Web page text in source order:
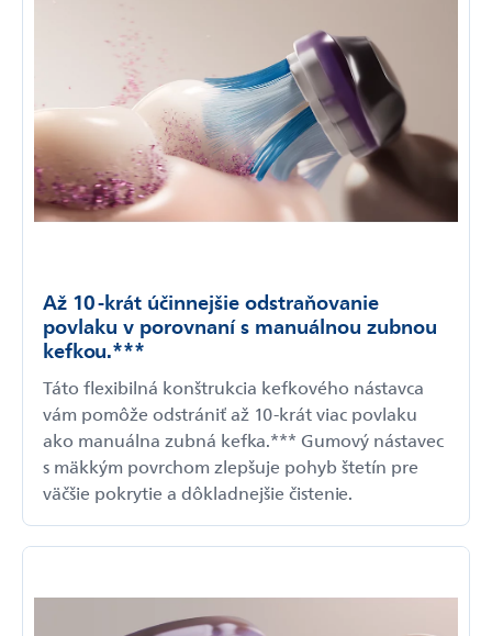
Až 10-krát účinnejšie odstraňovanie
povlaku v porovnaní s manuálnou zubnou
kefkou.***
Táto flexibilná konštrukcia kefkového nástavca
vám pomôže odstrániť až 10-krát viac povlaku
ako manuálna zubná kefka.*** Gumový nástavec
s mäkkým povrchom zlepšuje pohyb štetín pre
väčšie pokrytie a dôkladnejšie čistenie.